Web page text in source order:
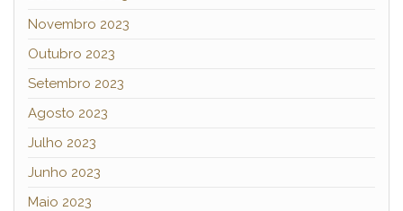
Novembro 2023
Outubro 2023
Setembro 2023
Agosto 2023
Julho 2023
Junho 2023
Maio 2023